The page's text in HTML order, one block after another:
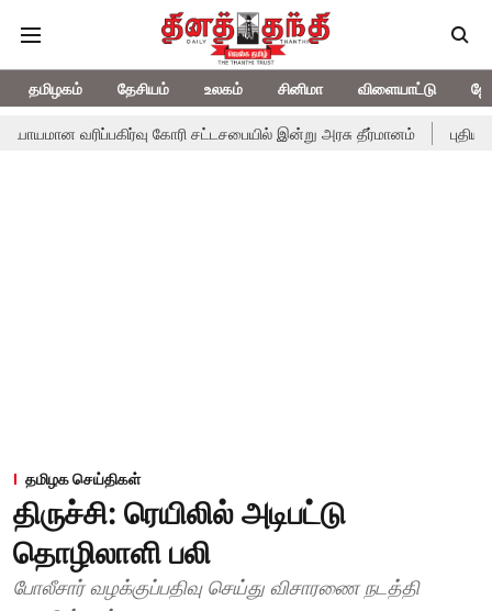
தமிழகம் தேசியம் உலகம் சினிமா விளையாட்டு
வரிப்பகிர்வு கோரி சட்டசபையில் இன்று அரசு தீர்மானம் புதிய
தமிழக செய்திகள்
திருச்சி: ரெயிலில் அடிபட்டு
தொழிலாளி பலி
போலீசார் வழக்குப்பதிவு செய்து விசாரணை நடத்தி